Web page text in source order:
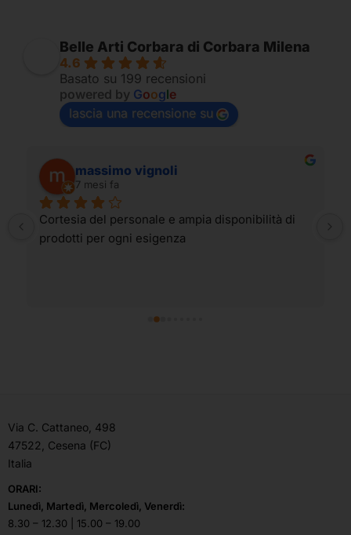
Belle Arti Corbara di Corbara Milena
4.6
Basato su 199 recensioni
powered by Google
lascia una recensione su
massimo vignoli
7 mesi fa
Cortesia del personale e ampia disponibilità di
prodotti per ogni esigenza
Via C. Cattaneo, 498
47522, Cesena (FC)
Italia
ORARI:
Lunedì, Martedì, Mercoledì, Venerdì:
8.30 – 12.30 | 15.00 – 19.00